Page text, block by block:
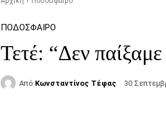
ΠΟΔΌΣΦΑΙΡΟ
Τετέ: “Δεν
Από Κωνσταντίνος Τέφας 30